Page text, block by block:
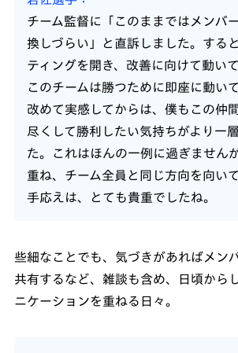
チーム監督に「このままではメンバ
換しづらい」と直訴しました。する
ティングを開き、改善に向けて動い
このチームは勝つために即座に動い
改めて実感してからは、僕もこの仲
尽くして勝利したい気持ちがより一
た。これはほんの一例に過ぎません
重ね、チーム全員と同じ方向を向い
手応えは、とても貴重でしたね。
些細なことでも、気づきがあればメン
共有するなど、雑談も含め、日頃から
ニケーションを重ねる日々。